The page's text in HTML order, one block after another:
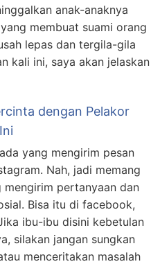
anak-anaknya
membuat suami orang
lepas dan tergila-gila
kali ini, saya akan jelaskan
dengan Pelakor
yang mengirim pesan
Nah, jadi memang
pertanyaan dan
Bisa itu di facebook,
ibu-ibu disini kebetulan
silakan jangan sungkan
menceritakan masalah